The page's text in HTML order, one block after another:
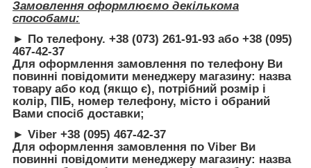
Замовлення оформлюємо декількома
способами:
► По телефону. +38 (073) 261-91-93 або +38 (095)
467-42-37
Для оформлення замовлення по телефону Ви
повинні повідомити менеджеру магазину: назва
товару або код (якщо є), потрібний розмір і
колір, ПІБ, номер телефону, місто і обраний
Вами спосіб доставки;
► Viber +38 (095) 467-42-37
Для оформлення замовлення по Viber Ви
повинні повідомити менеджеру магазину: назва